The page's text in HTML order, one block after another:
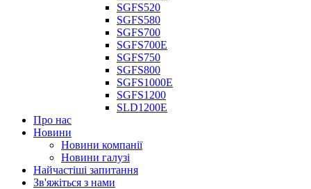
SGFS520
SGFS580
SGFS700
SGFS700E
SGFS750
SGFS800
SGFS1000E
SGFS1200
SLD1200E
Про нас
Новини
Новини компанії
Новини галузі
Найчастіші запитання
Зв'яжіться з нами